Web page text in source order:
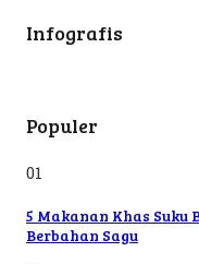
Infografis
Populer
01
5 Makanan Khas Suku
Berbahan Sagu